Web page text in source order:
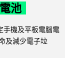
池
手機及平板電腦電
及減少電子垃